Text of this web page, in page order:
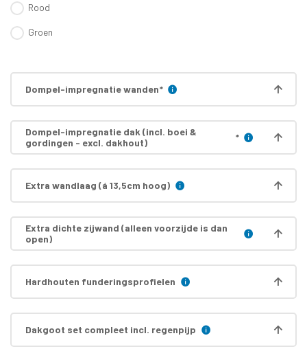
Rood
Groen
Dompel-impregnatie wanden*
Dompel-impregnatie dak (incl. boei &
gordingen - excl. dakhout)
*
Extra wandlaag (á 13,5cm hoog)
Extra dichte zijwand (alleen voorzijde is dan
open)
Hardhouten funderingsprofielen
Dakgoot set compleet incl. regenpijp